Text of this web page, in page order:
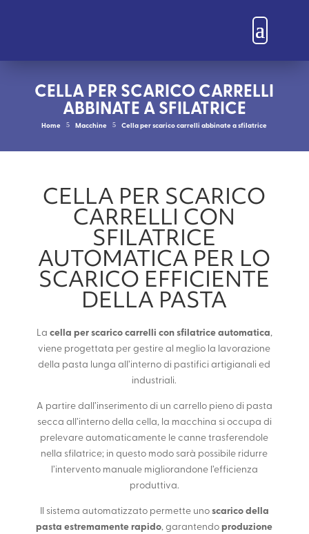
CELLA PER SCARICO CARRELLI
ABBINATE A SFILATRICE
Home 5 Macchine 5 Cella per scarico carrelli abbinate a sfilatrice
CELLA PER SCARICO
CARRELLI CON
SFILATRICE
AUTOMATICA PER LO
SCARICO EFFICIENTE
DELLA PASTA
La cella per scarico carrelli con sfilatrice automatica,
viene progettata per gestire al meglio la lavorazione
della pasta lunga all’interno di pastifici artigianali ed
industriali.
A partire dall’inserimento di un carrello pieno di pasta
secca all’interno della cella, la macchina si occupa di
prelevare automaticamente le canne trasferendole
nella sfilatrice; in questo modo sarà possibile ridurre
l’intervento manuale migliorandone l’efficienza
produttiva.
Il sistema automatizzato permette unoscarico della
pasta estremamente rapido, garantendoproduzione